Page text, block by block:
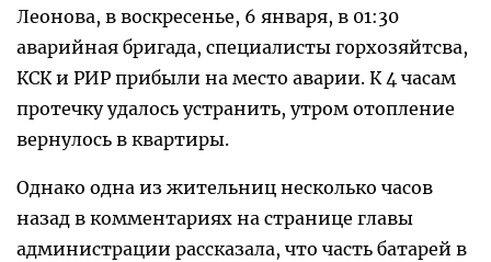
Леонова, в воскресенье, 6 января, в 01:30
аварийная бригада, специалисты горхозяйтсва,
КСК и РИР прибыли на место аварии. К 4 часам
протечку удалось устранить, утром отопление
вернулось в квартиры.
Однако одна из жительниц несколько часов
назад в комментариях на странице главы
администрации рассказала, что часть батарей в